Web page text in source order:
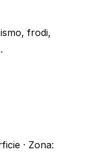
frodi,
· Zona: